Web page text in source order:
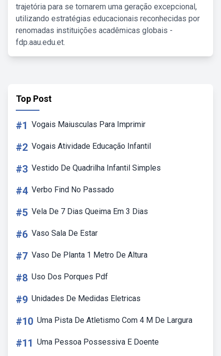
trajetória para se tornarem uma geração excepcional,
utilizando estratégias educacionais reconhecidas por
renomadas instituições acadêmicas globais -
fdp.aau.edu.et.
Top Post
#1 Vogais Maiusculas Para Imprimir
#2 Vogais Atividade Educação Infantil
#3 Vestido De Quadrilha Infantil Simples
#4 Verbo Find No Passado
#5 Vela De 7 Dias Queima Em 3 Dias
#6 Vaso Sala De Estar
#7 Vaso De Planta 1 Metro De Altura
#8 Uso Dos Porques Pdf
#9 Unidades De Medidas Eletricas
#10 Uma Pista De Atletismo Com 4 M De Largura
#11 Uma Pessoa Possessiva E Doente